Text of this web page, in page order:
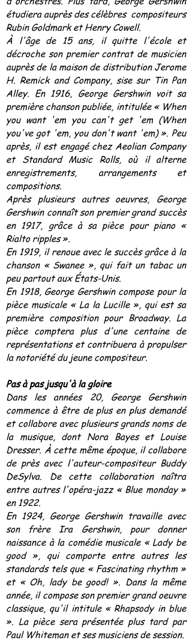
étudiera auprès des célèbres compositeurs
Rubin Goldmark et Henry Cowell.
À l'âge de 15 ans, il quitte l'école et
décroche son premier contrat de musicien
auprès de la maison de distribution Jerome
H. Remick and Company, sise sur Tin Pan
Alley. En 1916, George Gershwin voit sa
première chanson publiée, intitulée « When
you want 'em you can't get 'em (When
you've got 'em, you don't want 'em) ». Peu
après, il est engagé chez Aeolian Company
et Standard Music Rolls, où il alterne
enregistrements, arrangements et
compositions.
Après plusieurs autres oeuvres, George
Gershwin connaît son premier grand succès
en 1917, grâce à sa pièce pour piano «
Rialto ripples ».
En 1919, il renoue avec le succès grâce à la
chanson « Swanee », qui fait un tabac un
peu partout aux États-Unis.
En 1918, George Gershwin compose pour la
pièce musicale « La la Lucille », qui est sa
première composition pour Broadway. La
pièce comptera plus d'une centaine de
représentations et contribuera à propulser
la notoriété du jeune compositeur.
Pas à pas jusqu'à la gloire
Dans les années 20, George Gershwin
commence à être de plus en plus demandé
et collabore avec plusieurs grands noms de
la musique, dont Nora Bayes et Louise
Dresser. À cette même époque, il collabore
de près avec l'auteur-compositeur Buddy
DeSylva. De cette collaboration naîtra
entre autres l'opéra-jazz « Blue monday »
en 1922.
En 1924, George Gershwin travaille avec
son frère Ira Gershwin, pour donner
naissance à la comédie musicale « Lady be
good », qui comporte entre autres les
standards tels que « Fascinating rhythm »
et « Oh, lady be good! ». Dans la même
année, il compose son premier grand oeuvre
classique, qu'il intitule « Rhapsody in blue
». La pièce sera présentée plus tard par
Paul Whiteman et ses musiciens de session.